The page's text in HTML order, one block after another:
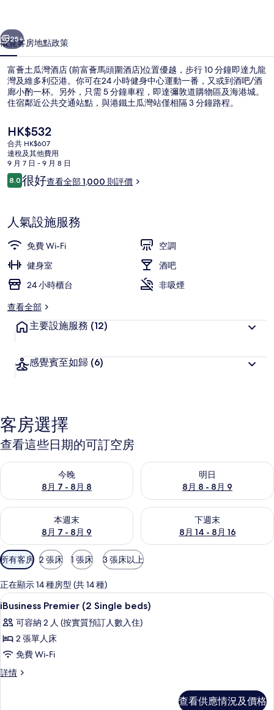
(前
富
薈
馬
圍
酒
店)
片
集
個 下一個
25+
概覽客房地點政策
富薈土瓜灣酒店 (前富薈馬頭圍酒店)位置優越，步行 10 分鐘即達九龍
灣及維多利亞港。你可在24 小時健身中心運動一番，又或到酒吧/酒
廊小酌一杯。另外，只需 5 分鐘車程，即達彌敦道購物區及海港城。
住宿鄰近公共交通站點，與港鐵土瓜灣站僅相隔 3 分鐘路程。
現
價
HK$532
HK$532
合共 HK$607
連稅及其他費用
9 月 7 日 - 9 月 8 日
評
價
8.08.0 分，滿分 10 分，
很好查看全部 1,000 則評價
人氣設施服務
免費 Wi-Fi
空調
健身室
酒吧
24 小時櫃台
非吸煙
查看全部
主要設施服務 (12)
感覺賓至如歸 (6)
客房選擇
查看這些日期的可訂空房
今晚
8月 7 - 8月 8
查看今晚 8月 7 - 8月 8的可訂空房
明日
8月 8 - 8月 9
查看明日 8月 8 - 8月 9的可訂
本週末
8月 7 - 8月 9
查看本週末 8月 7 - 8月 9的可訂空房
下週末
8月 14 - 8月 16
查看下週末 8月 14 - 8月 16的
可
用
嘅
客
房
篩
選
條
所有客房 2 張床 1 張床 3 張床以上
正在顯示 14 種房型 (共 14 種)
載
入
所
有
iBusiness
Premier
房內夾萬、書桌、隔音、熨斗/熨衫板
3
iBusiness Premier (2 Single beds)
可容納 2 人 (按實質預訂人數入住)
2 張單人床
免費 Wi-Fi
詳情
iBusiness
查看供應情況及價格